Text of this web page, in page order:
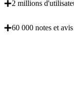
2 millions
60 000 notes et